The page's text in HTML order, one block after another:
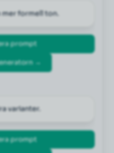
mer formell ton.
prompt
→
varianter.
prompt